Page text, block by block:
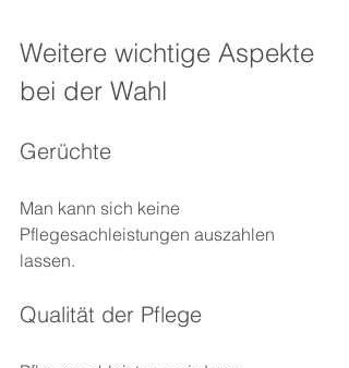
Weitere wichtige Aspekte
bei der Wahl
Gerüchte
Man kann sich keine
Pflegesachleistungen auszahlen
lassen.
Qualität der Pflege